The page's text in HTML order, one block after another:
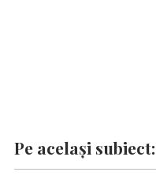
Pe același subiect: